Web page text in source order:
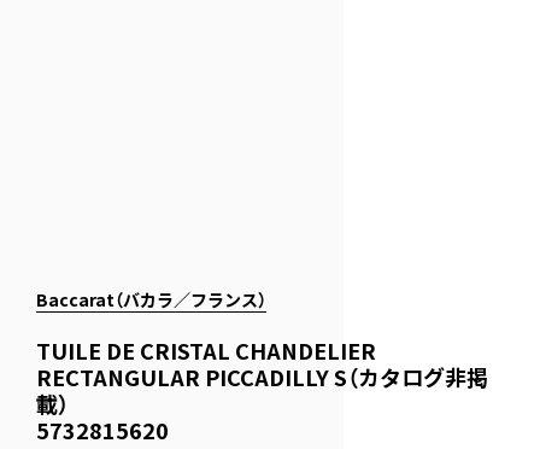
Baccarat（バカラ／フランス）
TUILE DE CRISTAL CHANDELIER
RECTANGULAR PICCADILLY S（カタログ非掲
載）
5732815620